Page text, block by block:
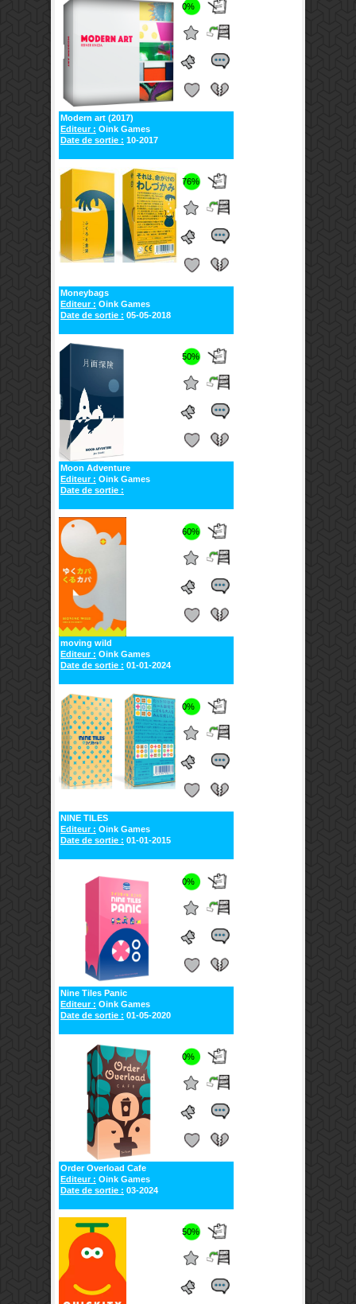
0%
Modern art (2017)
Editeur : Oink Games
Date de sortie : 10-2017
76%
Moneybags
Editeur : Oink Games
Date de sortie : 05-05-2018
50%
Moon Adventure
Editeur : Oink Games
Date de sortie :
60%
moving wild
Editeur : Oink Games
Date de sortie : 01-01-2024
0%
NINE TILES
Editeur : Oink Games
Date de sortie : 01-01-2015
0%
Nine Tiles Panic
Editeur : Oink Games
Date de sortie : 01-05-2020
0%
Order Overload Cafe
Editeur : Oink Games
Date de sortie : 03-2024
50%